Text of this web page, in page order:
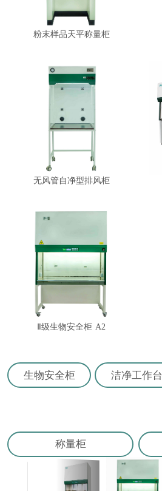
粉末样品天平称量柜
无风管自净型排风柜
Ⅱ级生物安全柜 A2
生物安全柜 洁净工作台
称量柜